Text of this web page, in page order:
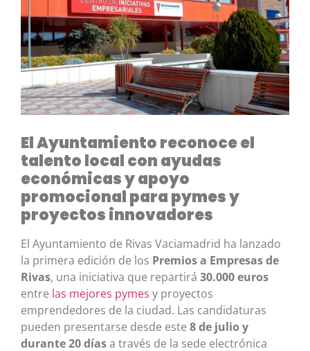
El Ayuntamiento reconoce el
talento local con ayudas
económicas y apoyo
promocional para pymes y
proyectos innovadores
El Ayuntamiento de Rivas Vaciamadrid ha lanzado
la primera edición de los Premios a Empresas de
Rivas, una iniciativa que repartirá 30.000 euros
entre las mejores pymes y proyectos
emprendedores de la ciudad. Las candidaturas
pueden presentarse desde este 8 de julio y
durante 20 díasa través de la sede electrónica